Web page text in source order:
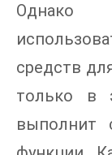
Однако
средств
только в
выполнит